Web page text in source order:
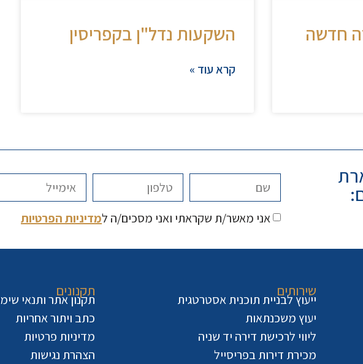
חדשה
השקעות נדל"ן בקפריסין
קרא עוד »
אני מאשר/ת שקראתי ואני מסכים/ה למדיניות הפרטיות
שירותים
ייעוץ לבניית תוכנית אסטרטגית
יעוץ משכנתאות
ליווי לרכישת דירה יד שניה
מכירת דירות בפריסייל
תקנונים
תקנון אתר ותנאי
כתב ויתור אחריות
מדיניות פרטיות
הצהרת נגישות